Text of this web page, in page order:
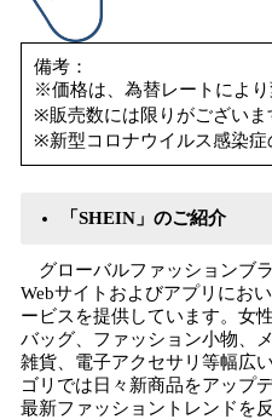
備考：
※価格は、為替レートにより
※販売数には限りがござい
※新型コロナウイルス感染症
「SHEIN」のご紹介
グローバルファッションブ
Webサイトおよびアプリにお
ービスを提供しています。女
バッグ、ファッション小物、
雑貨、電子アクセサリ等幅広
ゴリでは日々新商品をアップ
最新ファッショントレンドを